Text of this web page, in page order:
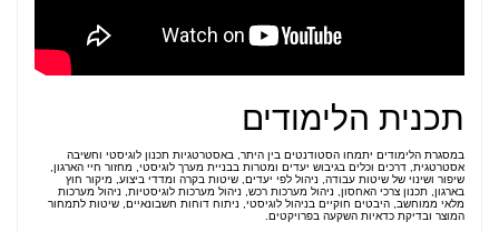
תכנית הלימודים
במסגרת הלימודים יתמחו הסטודנטים בין היתר, באסטרטגיות תכנון לוגיסטי וחשיבה
אסטרטגית, דרכים וכלים בגיבוש יעדים ומטרות בבניית מערך לוגיסטי, מחזור חיי הארגון,
שיפור ושינוי של שיטות עבודה, ניהול לפי יעדים, שיטות בקרה ומדדי ביצוע, מיקור חוץ
בארגון, תכנון צרכי האחסון, ניהול מערכות רכש, ניהול מערכות לוגיסטיות, ניהול מערכות
מלאי ממוחשב, היבטים חוקיים בניהול לוגיסטי, ניתוח דוחות חשבונאיים, שיטות לתמחור
המוצר ובדיקת כדאיות השקעה בפרויקטים.